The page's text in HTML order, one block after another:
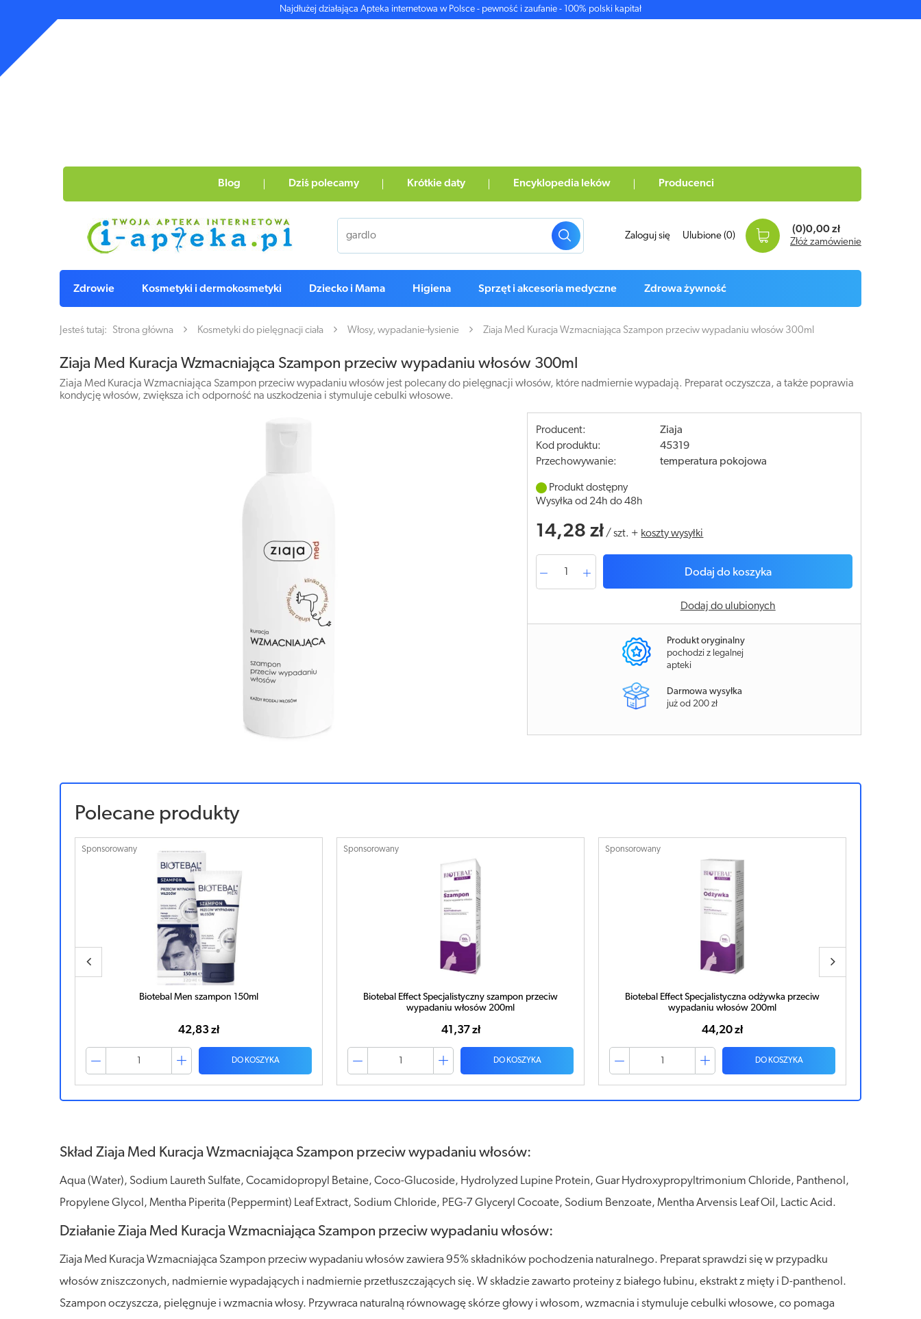
Najdłużej działająca Apteka internetowa w Polsce - pewność i zaufanie - 100% polski kapitał
Blog Dziś polecamy Krótkie daty Encyklopedia leków Producenci
Zaloguj się Ulubione (0)
(0)0,00 zł
Złóż zamówienie
Zdrowie Kosmetyki i dermokosmetyki Dziecko i Mama Higiena Sprzęt i akcesoria medyczne Zdrowa żywność
Jesteś tutaj: Strona główna Kosmetyki do pielęgnacji ciała Włosy, wypadanie-łysienie Ziaja Med Kuracja Wzmacniająca Szampon przeciw wypadaniu włosów 300ml
Ziaja Med Kuracja Wzmacniająca Szampon przeciw wypadaniu włosów 300ml
Ziaja Med Kuracja Wzmacniająca Szampon przeciw wypadaniu włosów jest polecany do pielęgnacji włosów, które nadmiernie wypadają. Preparat oczyszcza, a także poprawia
kondycję włosów, zwiększa ich odporność na uszkodzenia i stymuluje cebulki włosowe.
Producent:
Ziaja
Kod produktu:
45319
Przechowywanie:
temperatura pokojowa
Produkt dostępny
Wysyłka od 24h do 48h
14,28 zł /szt. + koszty wysyłki
Dodaj do koszyka
Dodaj do ulubionych
Produkt oryginalny
pochodzi z legalnej
apteki
Darmowa wysyłka
już od 200 zł
Polecane produkty
Sponsorowany
Biotebal Men szampon 150ml
42,83 zł
DO KOSZYKA
Sponsorowany
Biotebal Effect Specjalistyczny szampon przeciw
wypadaniu włosów 200ml
41,37 zł
DO KOSZYKA
Sponsorowany
Biotebal Effect Specjalistyczna odżywka przeciw
wypadaniu włosów 200ml
44,20 zł
DO KOSZYKA
Skład Ziaja Med Kuracja Wzmacniająca Szampon przeciw wypadaniu włosów:
Aqua (Water), Sodium Laureth Sulfate, Cocamidopropyl Betaine, Coco-Glucoside, Hydrolyzed Lupine Protein, Guar Hydroxypropyltrimonium Chloride, Panthenol,
Propylene Glycol, Mentha Piperita (Peppermint) Leaf Extract, Sodium Chloride, PEG-7 Glyceryl Cocoate, Sodium Benzoate, Mentha Arvensis Leaf Oil, Lactic Acid.
Działanie Ziaja Med Kuracja Wzmacniająca Szampon przeciw wypadaniu włosów:
Ziaja Med Kuracja Wzmacniająca Szampon przeciw wypadaniu włosów zawiera 95% składników pochodzenia naturalnego. Preparat sprawdzi się w przypadku
włosów zniszczonych, nadmiernie wypadających i nadmiernie przetłuszczających się. W składzie zawarto proteiny z białego łubinu, ekstrakt z mięty i D-panthenol.
Szampon oczyszcza, pielęgnuje i wzmacnia włosy. Przywraca naturalną równowagę skórze głowy i włosom, wzmacnia i stymuluje cebulki włosowe, co pomaga